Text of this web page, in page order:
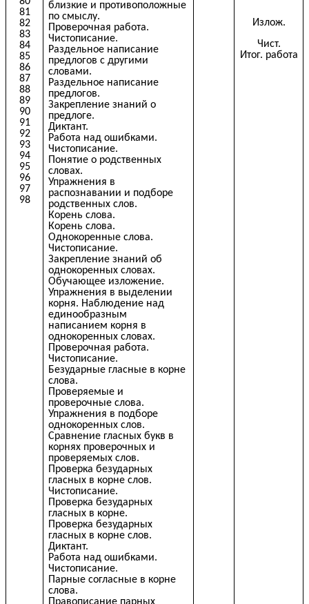
81
82
83
84
85
86
87
88
89
90
91
92
93
94
95
96
97
98
близкие и противоположные
по смыслу.
Проверочная работа.
Чистописание.
Раздельное написание
предлогов с другими
словами.
Раздельное написание
предлогов.
Закрепление знаний о
предлоге.
Диктант.
Работа над ошибками.
Чистописание.
Понятие о родственных
словах.
Упражнения в
распознавании и подборе
родственных слов.
Корень слова.
Корень слова.
Однокоренные слова.
Чистописание.
Закрепление знаний об
однокоренных словах.
Обучающее изложение.
Упражнения в выделении
корня. Наблюдение над
единообразным
написанием корня в
однокоренных словах.
Проверочная работа.
Чистописание.
Безударные гласные в корне
слова.
Проверяемые и
проверочные слова.
Упражнения в подборе
однокоренных слов.
Сравнение гласных букв в
корнях проверочных и
проверяемых слов.
Проверка безударных
гласных в корне слов.
Чистописание.
Проверка безударных
гласных в корне.
Проверка безударных
гласных в корне слов.
Диктант.
Работа над ошибками.
Чистописание.
Парные согласные в корне
слова.
Правописание парных
Излож.
Чист.
Итог. работа